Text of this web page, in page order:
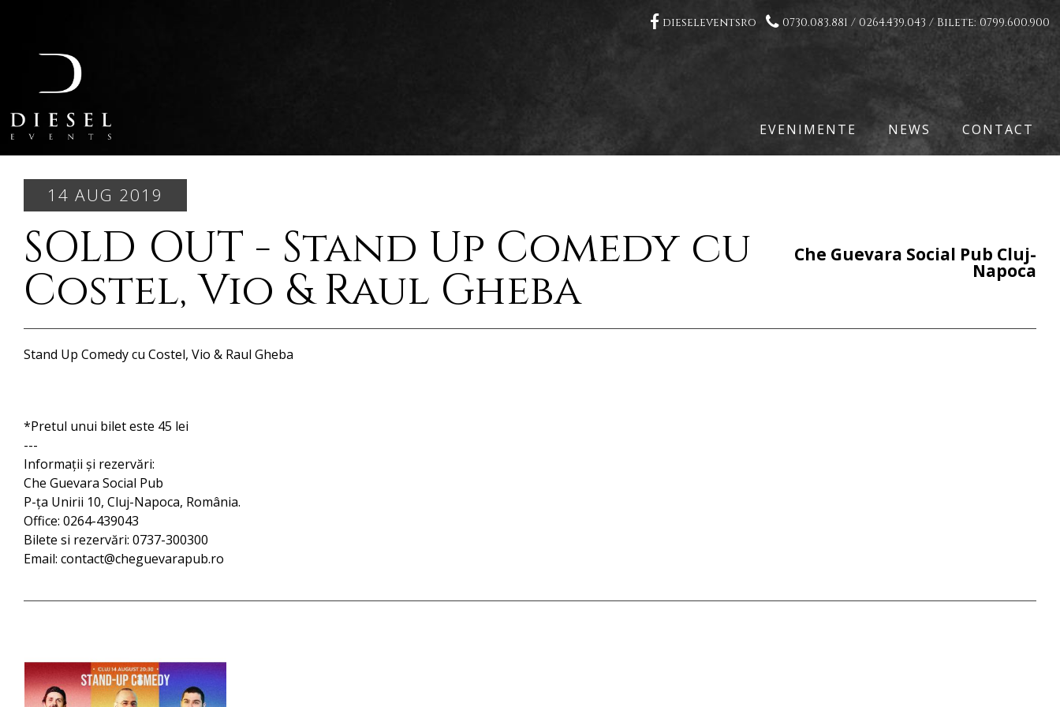
 dieseleventsro 0730.083.881 / 0264.439.043 / Bilete: 0799.600.900
EVENIMENTE NEWS CONTACT
14 AUG 2019
SOLD OUT - Stand Up Comedy cu
Costel, Vio & Raul Gheba
Che Guevara Social Pub Cluj-
Napoca
Stand Up Comedy cu Costel, Vio & Raul Gheba
*Pretul unui bilet este 45 lei
---
Informaţii şi rezervări:
Che Guevara Social Pub
P-ţa Unirii 10, Cluj-Napoca, România.
Office: 0264-439043
Bilete si rezervări: 0737-300300
Email: contact@cheguevarapub.ro